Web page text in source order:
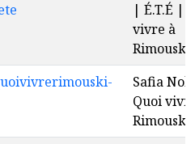
| É.T.É |
vivre à
Rimouski
Safia
Quoi
Rimouski